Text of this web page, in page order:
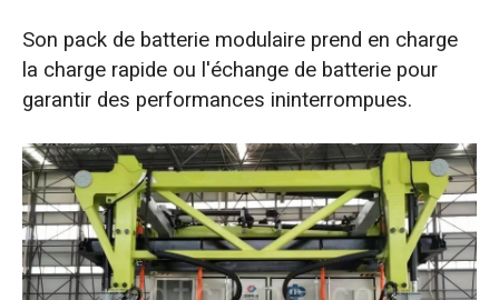
Son pack de batterie modulaire prend en charge
la charge rapide ou l'échange de batterie pour
garantir des performances ininterrompues.